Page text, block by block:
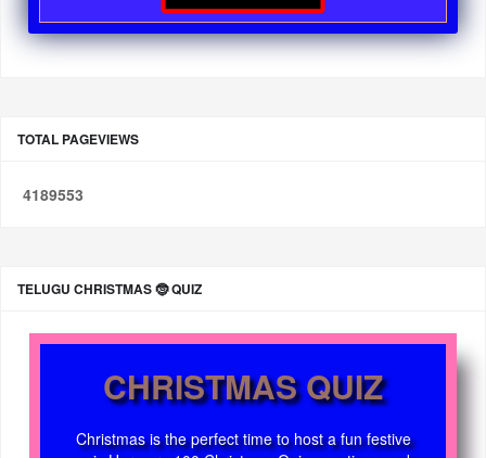
TOTAL PAGEVIEWS
4189553
TELUGU CHRISTMAS 🤶 QUIZ
CHRISTMAS QUIZ
Christmas is the perfect time to host a fun festive